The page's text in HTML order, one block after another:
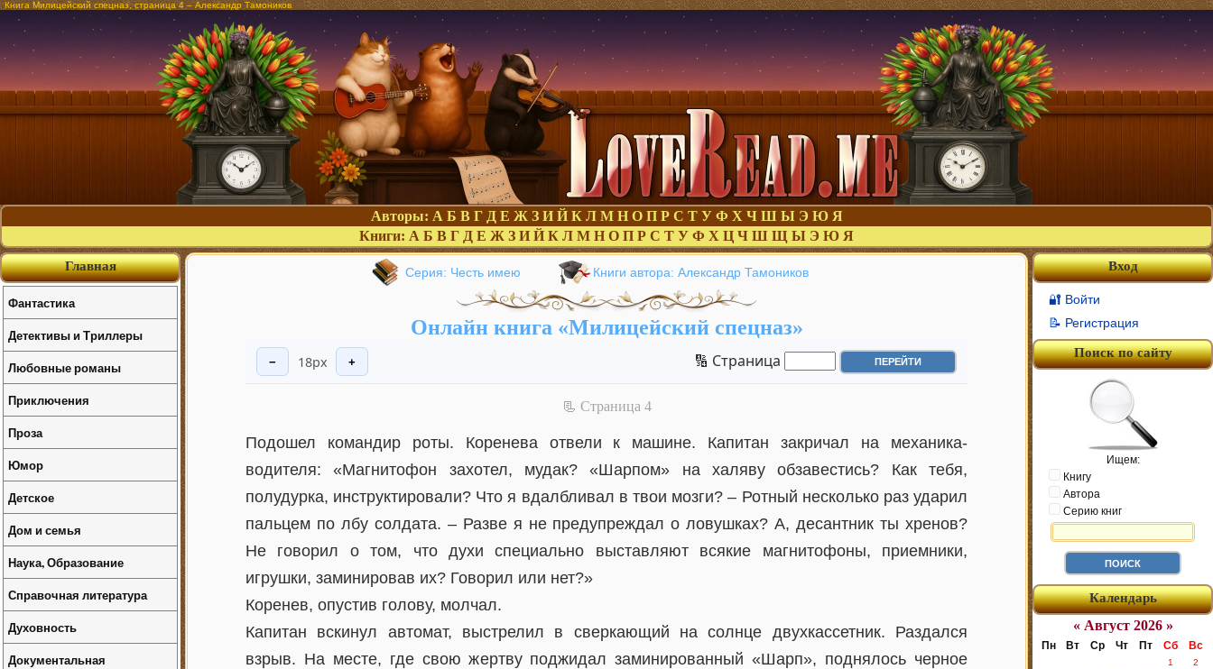
Книга Милицейский спецназ, страница 4 – Александр Тамоников
Авторы: А Б В Г Д Е Ж З И Й К Л М Н О П Р С Т У Ф Х Ч Ш Ы Э Ю Я
Книги: А Б В Г Д Е Ж З И Й К Л М Н О П Р С Т У Ф Х Ц Ч Ш Щ Ы Э Ю Я
Серия: Честь имею Книги автора: Александр Тамоников
Онлайн книга «Милицейский спецназ»
− 18px + 🔢 Страница
📃 Cтраница 4
Подошел командир роты. Коренева отвели к машине. Капитан закричал на механика-
водителя: «Магнитофон захотел, мудак? «Шарпом» на халяву обзавестись? Как тебя,
полудурка, инструктировали? Что я вдалбливал в твои мозги? – Ротный несколько раз ударил
пальцем по лбу солдата. – Разве я не предупреждал о ловушках? А, десантник ты хренов?
Не говорил о том, что духи специально выставляют всякие магнитофоны, приемники,
игрушки, заминировав их? Говорил или нет?»
Коренев, опустив голову, молчал.
Капитан вскинул автомат, выстрелил в сверкающий на солнце двухкассетник. Раздался
взрыв. На месте, где свою жертву поджидал заминированный «Шарп», поднялось черное
Вход
🔐 Войти
📝 Регистрация
Поиск по сайту
Ищем:
Книгу
Автора
Серию книг
Календарь
« Август 2026 »
Пн Вт Ср Чт Пт Сб Вс
1
2
Главная
Фантастика
Детективы и Триллеры
Любовные романы
Приключения
Проза
Юмор
Детское
Дом и семья
Наука, Образование
Справочная литература
Духовность
Документальная